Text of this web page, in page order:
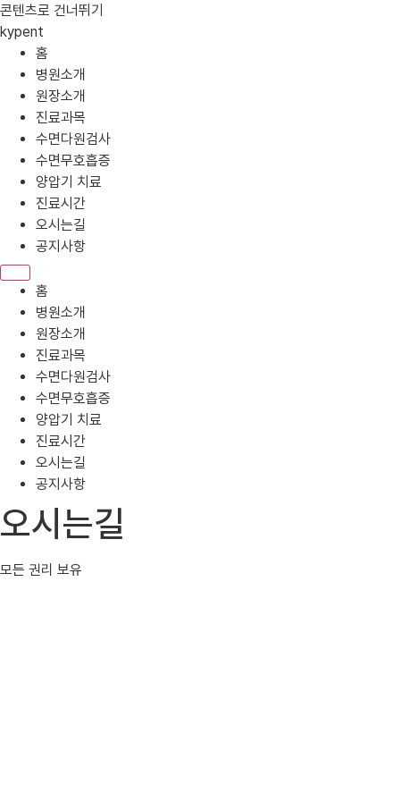
콘텐츠로 건너뛰기
kypent
홈
병원소개
원장소개
진료과목
수면다원검사
수면무호흡증
양압기 치료
진료시간
오시는길
공지사항
홈
병원소개
원장소개
진료과목
수면다원검사
수면무호흡증
양압기 치료
진료시간
오시는길
공지사항
오시는길
모든 권리 보유